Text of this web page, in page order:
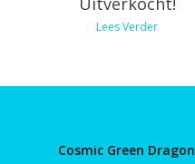
Lees Verder
Cosmic Green Dragon